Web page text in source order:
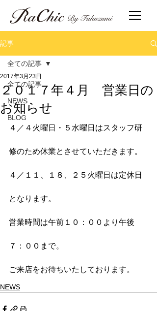
記事
全ての記事
NEWS
BLOG
全ての記事
２０１７年４月 営業日の
お知らせ
2017年3月23日
４／４火曜日・５水曜日はスタッフ研
修のため休業とさせていただきます。
４／１１、１８、２５火曜日は定休日
となります。
営業時間は午前１０：００より午後
７：００まで。
ご来店をお待ちいたしております。
NEWS